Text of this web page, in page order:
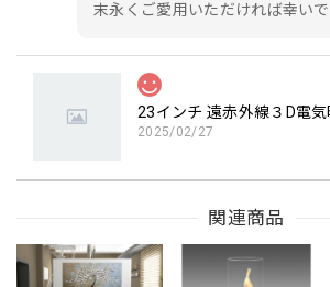
末永くご愛用いただければ幸いで
2025/02/27
イドグランデ を購入しましたが、品質と
とても満足しています。クラシックなデ
上品な雰囲気を加え、暖房機能もしっか
関連商品